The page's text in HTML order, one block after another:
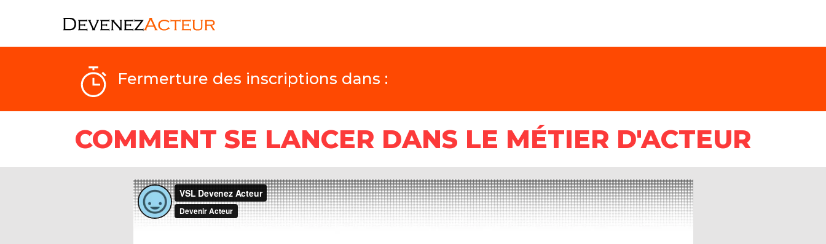
Fermerture des inscriptions dans :
COMMENT SE LANCER DANS LE MÉTIER D'ACTEUR